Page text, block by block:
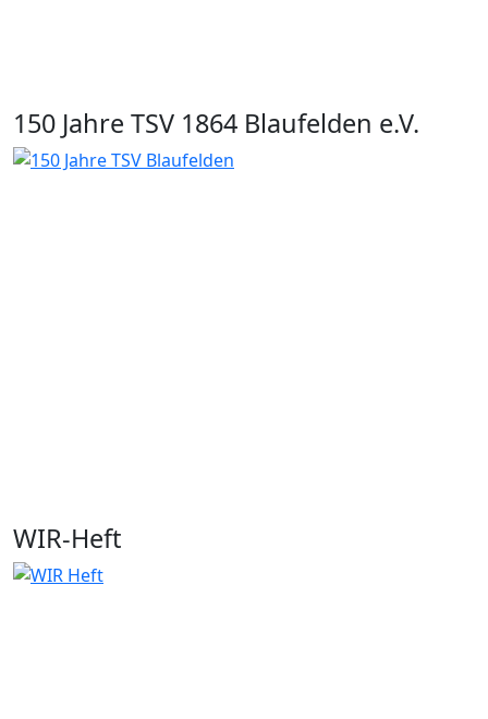
150 Jahre TSV 1864 Blaufelden e.V.
WIR-Heft